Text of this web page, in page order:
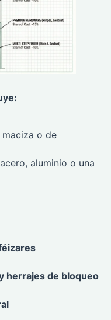
maciza o de
aluminio o una
herrajes de bloqueo